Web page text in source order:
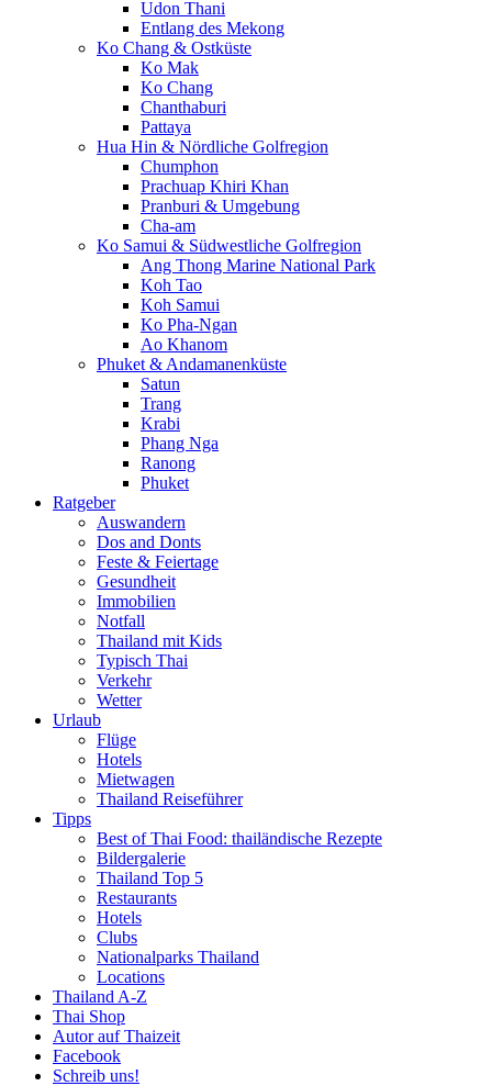
Udon Thani
Entlang des Mekong
Ko Chang & Ostküste
Ko Mak
Ko Chang
Chanthaburi
Pattaya
Hua Hin & Nördliche Golfregion
Chumphon
Prachuap Khiri Khan
Pranburi & Umgebung
Cha-am
Ko Samui & Südwestliche Golfregion
Ang Thong Marine National Park
Koh Tao
Koh Samui
Ko Pha-Ngan
Ao Khanom
Phuket & Andamanenküste
Satun
Trang
Krabi
Phang Nga
Ranong
Phuket
Ratgeber
Auswandern
Dos and Donts
Feste & Feiertage
Gesundheit
Immobilien
Notfall
Thailand mit Kids
Typisch Thai
Verkehr
Wetter
Urlaub
Flüge
Hotels
Mietwagen
Thailand Reiseführer
Tipps
Best of Thai Food: thailändische Rezepte
Bildergalerie
Thailand Top 5
Restaurants
Hotels
Clubs
Nationalparks Thailand
Locations
Thailand A-Z
Thai Shop
Autor auf Thaizeit
Facebook
Schreib uns!